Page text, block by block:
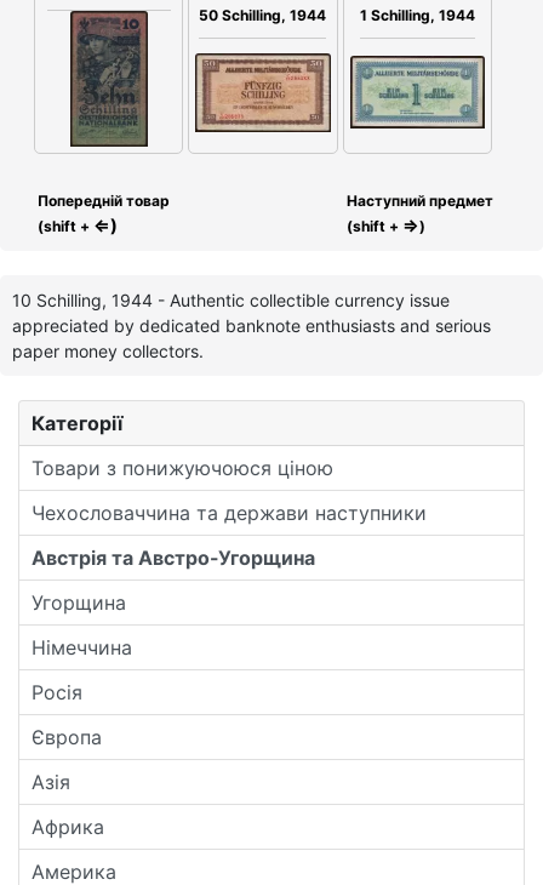
Категорії
Товари з понижуючоюся ціною
Чехословаччина та держави наступники
Австрія та Австро-Угорщина
Угорщина
Німеччина
Росія
Європа
Азія
Африка
Америка
50 Schilling, 1944
1 Schilling, 1944
Попередній товар
(shift + ⇐)
Наступний предмет
(shift + ⇒)
10 Schilling, 1944 - Authentic collectible currency issue
appreciated by dedicated banknote enthusiasts and serious
paper money collectors.